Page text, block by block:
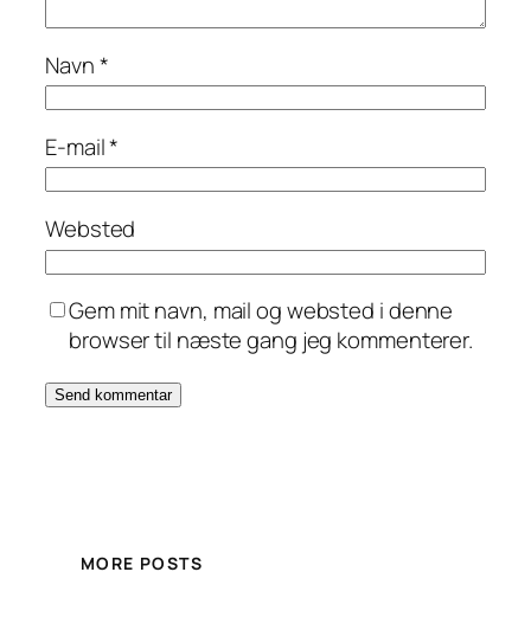
Navn*
E-mail*
Websted
Gem mit navn, mail og websted i denne
browser til næste gang jeg kommenterer.
MORE POSTS